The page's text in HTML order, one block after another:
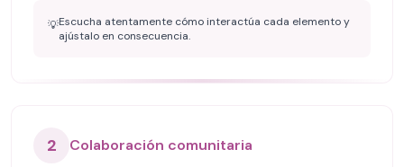
💡Escucha atentamente cómo interactúa cada elemento y
ajústalo en consecuencia.
2 Colaboración comunitaria